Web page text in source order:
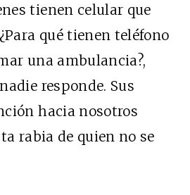
tienen celular que
qué tienen teléfono
una ambulancia?,
responde. Sus
hacia nosotros
rabia de quien no se